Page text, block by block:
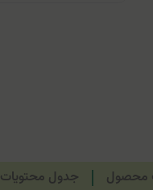
جدول محتویات